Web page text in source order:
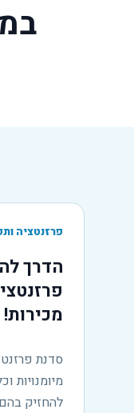
פרזנטציה
הדרך
מכירות!
סדנת
מיומנויות
להחזיק